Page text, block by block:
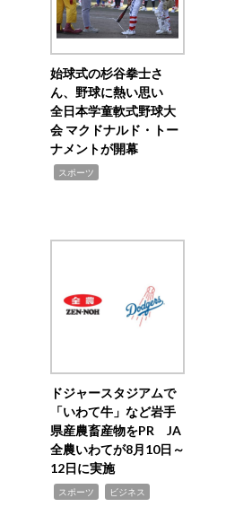
始球式の杉谷拳士さ
ん、野球に熱い思い
全日本学童軟式野球大
会 マクドナルド・トー
ナメントが開幕
スポーツ
ドジャースタジアムで
「いわて牛」など岩手
県産農畜産物をPR JA
全農いわてが8月10日～
12日に実施
スポーツ ビジネス